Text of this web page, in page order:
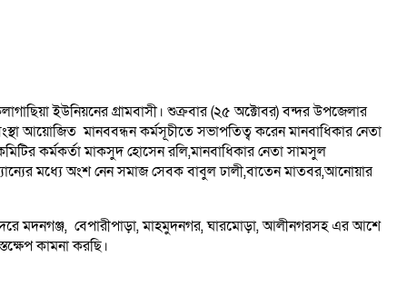
ইউনিয়নের গ্রামবাসী। শুক্রবার (২৫ অক্টোবর) বন্দর উপজেলার
আয়োজিত মানববন্ধন কর্মসূচীতে সভাপতিত্ব করেন মানবাধিকার নেতা
কর্মকর্তা মাকসুদ হোসেন রলি,মানবাধিকার নেতা সামসুল
মধ্যে অংশ নেন সমাজ সেবক বাবুল ঢালী,বাতেন মাতবর,আনোয়ার
মদনগঞ্জ, বেপারীপাড়া, মাহমুদনগর, ঘারমোড়া, আলীনগরসহ এর আশে
কামনা করছি।